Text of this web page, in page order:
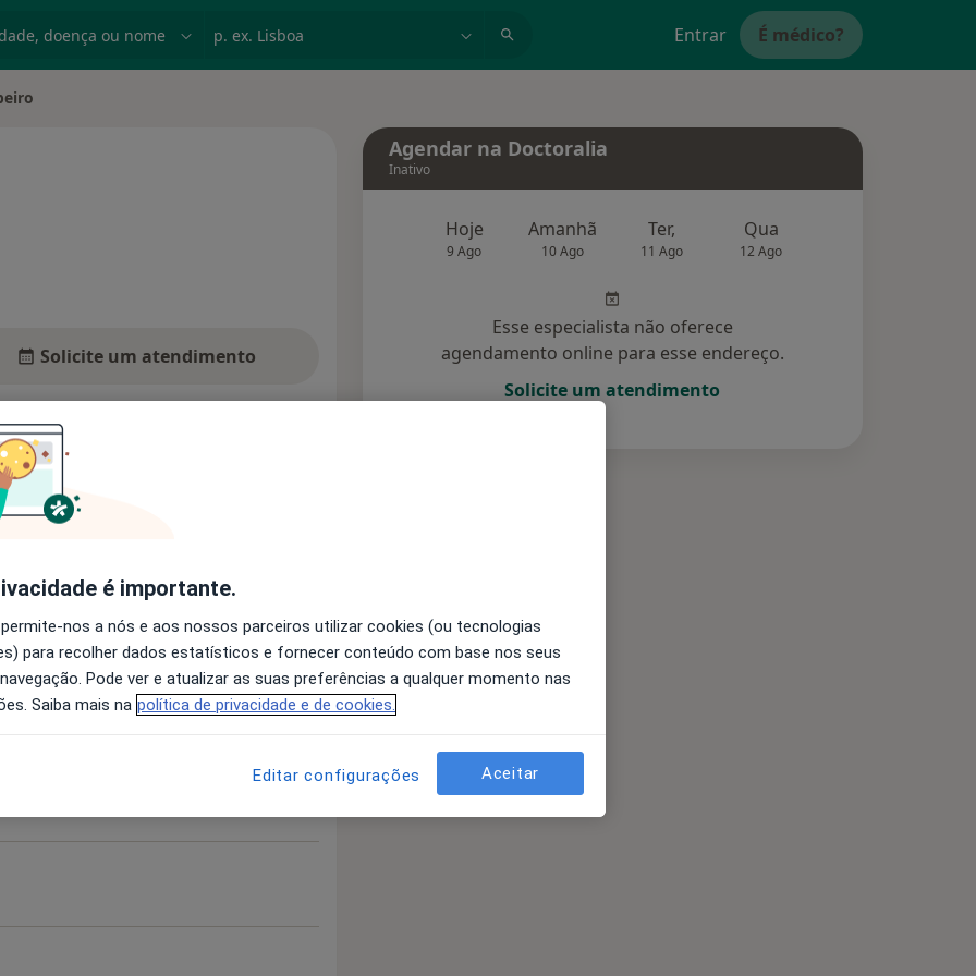
Entrar É médico?
Solicite um atendimento
Opiniões
a experiência
Agendar na Doctoralia
Inativo
Hoje
9 Ago
Amanhã
10 Ago
Ter,
11 Ago
Qua
12 Ago
Esse especialista não oferece
agendamento online para esse endereço.
Solicite um atendimento
é importante.
nos a nós e aos nossos parceiros utilizar cookies (ou tecnologias
para recolher dados estatísticos e fornecer conteúdo com base nos seus
Pode ver e atualizar as suas preferências a qualquer momento nas
Saiba mais na política de privacidade e de cookies.
Editar configurações Aceitar